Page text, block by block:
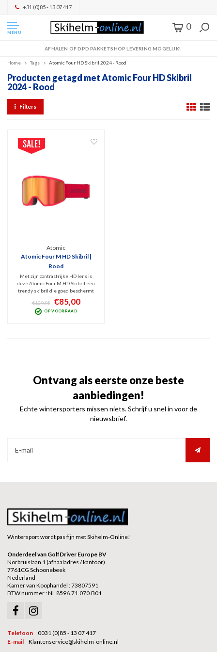
+31 (0)85 - 13 07 417
MENU
0
AFHALEN OF DPD PAKKETSHOP LEVERING MOGELIJK!
Home Tags Atomic Four HD Skibril 2024 - Rood
Producten getagd met Atomic Four HD Skibril
2024 - Rood
Filters
Atomic
Atomic Four M HD Skibril |
Rood
Met zijn contrastrijke HD lens is
deze Atomic Four M HD Skibril een
trendy skibril die goed beschermt
tegen UV. De zacht-rode tint van
deze Categorie 3 lens geeft ideaal
zicht bij licht bewolkt tot zonnig
€129,95 €85,00
OP VOORRAAD
Ontvang als eerste onze beste
aanbiedingen!
Echte wintersporters missen niets. Schrijf u snel in voor de
nieuwsbrief.
Wintersport wordt pas fijn met Skihelm-Online!
Onderdeel van GolfDriver Europe BV
Norbruislaan 1 (afhaaladres / kantoor)
7761CG Schoonebeek
Nederland
Kamer van Koophandel : 73807591
BTW nummer : NL 8596.71.070.B01
Telefoon
0031 (0)85 - 13 07 417
E-mail
Klantenservice@skihelm-online.nl